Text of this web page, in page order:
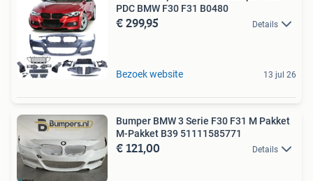
PDC BMW F30 F31 B0480
€ 299,95 Details
Bezoek website 13 jul 26
Bumper BMW 3 Serie F30 F31 M Pakket
M-Pakket B39 51111585771
€ 121,00 Details